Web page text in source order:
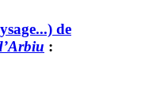
de
: